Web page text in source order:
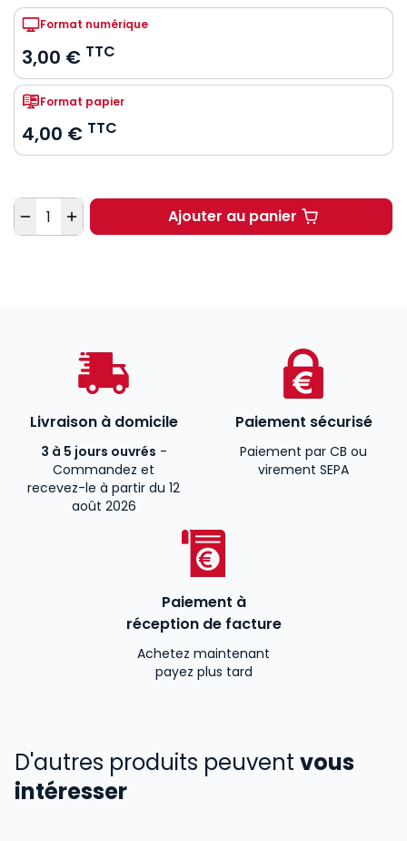
Format numérique
3,00 € TTC
Format papier
4,00 € TTC
Quantité Ajouter au panierLes mots de Trump à
Livraison à domicile
3 à 5 jours ouvrés -
Commandez et
recevez-le à partir du 12
août 2026
Paiement sécurisé
Paiement par CB ou
virement SEPA
Paiement à
réception de facture
Achetez maintenant
payez plus tard
D'autres produits peuvent vous
intéresser